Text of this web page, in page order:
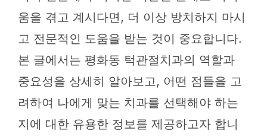
움을 겪고 계시다면, 더 이상 방치하지 마시
고 전문적인 도움을 받는 것이 중요합니다.
본 글에서는 평화동 턱관절치과의 역할과
중요성을 상세히 알아보고, 어떤 점들을 고
려하여 나에게 맞는 치과를 선택해야 하는
지에 대한 유용한 정보를 제공하고자 합니